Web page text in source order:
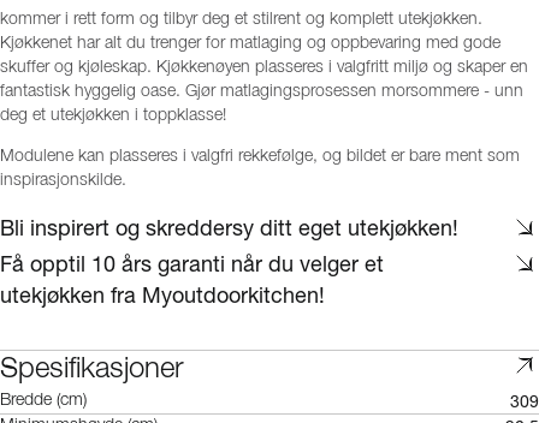
kommer i rett form og tilbyr deg et stilrent og komplett utekjøkken.
Kjøkkenet har alt du trenger for matlaging og oppbevaring med gode
skuffer og kjøleskap. Kjøkkenøyen plasseres i valgfritt miljø og skaper en
fantastisk hyggelig oase. Gjør matlagingsprosessen morsommere - unn
deg et utekjøkken i toppklasse!
Modulene kan plasseres i valgfri rekkefølge, og bildet er bare ment som
inspirasjonskilde.
Bli inspirert og skreddersy ditt eget utekjøkken!
Få opptil 10 års garanti når du velger et
utekjøkken fra Myoutdoorkitchen!
Spesifikasjoner
Bredde (cm) 309